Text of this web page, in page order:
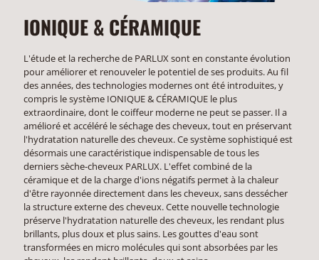
IONIQUE & CÉRAMIQUE
L'étude et la recherche de PARLUX sont en constante évolution
pour améliorer et renouveler le potentiel de ses produits. Au fil
des années, des technologies modernes ont été introduites, y
compris le système IONIQUE & CÉRAMIQUE le plus
extraordinaire, dont le coiffeur moderne ne peut se passer. Il a
amélioré et accéléré le séchage des cheveux, tout en préservant
l'hydratation naturelle des cheveux. Ce système sophistiqué est
désormais une caractéristique indispensable de tous les
derniers sèche-cheveux PARLUX. L'effet combiné de la
céramique et de la charge d'ions négatifs permet à la chaleur
d'être rayonnée directement dans les cheveux, sans dessécher
la structure externe des cheveux. Cette nouvelle technologie
préserve l'hydratation naturelle des cheveux, les rendant plus
brillants, plus doux et plus sains. Les gouttes d'eau sont
transformées en micro molécules qui sont absorbées par les